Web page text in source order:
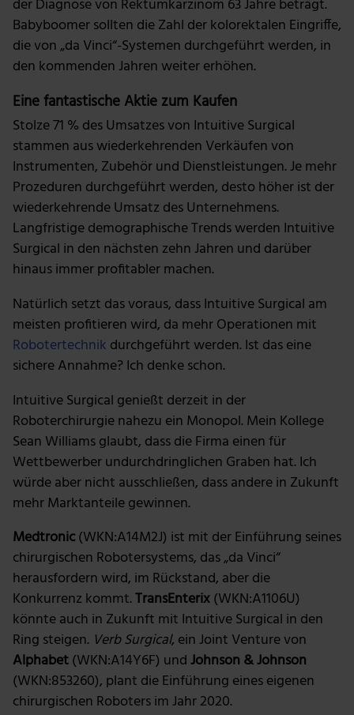
Wir verwenden Cookies, um Inhalte und Anzeigen zu
personalisieren, Funktionen für soziale Medien anbieten
zu können und die Zugriffe auf unsere Website zu
analysieren. Außerdem geben wir Informationen zu
für soziale Medien, Werbung und Analysen weiter.
möglicherweise mit weiteren Daten zusammen, die du
ihnen bereitgestellt hast oder die sie im Rahmen deiner
Nutzung der Dienste gesammelt haben.
der Diagnose von Rektumkarzinom 63 Jahre beträgt.
Babyboomer sollten die Zahl der kolorektalen Eingriffe,
die von „da Vinci“-Systemen durchgeführt werden, in
den kommenden Jahren weiter erhöhen.
Eine fantastische Aktie zum Kaufen
Stolze 71 % des Umsatzes von Intuitive Surgical
stammen aus wiederkehrenden Verkäufen von
Instrumenten, Zubehör und Dienstleistungen. Je mehr
Prozeduren durchgeführt werden, desto höher ist der
wiederkehrende Umsatz des Unternehmens.
Langfristige demographische Trends werden Intuitive
Surgical in den nächsten zehn Jahren und darüber
hinaus immer profitabler machen.
Natürlich setzt das voraus, dass Intuitive Surgical am
meisten profitieren wird, da mehr Operationen mit
Robotertechnik durchgeführt werden. Ist das eine
sichere Annahme? Ich denke schon.
Intuitive Surgical genießt derzeit in der
Roboterchirurgie nahezu ein Monopol. Mein Kollege
Sean Williams glaubt, dass die Firma einen für
Wettbewerber undurchdringlichen Graben hat. Ich
würde aber nicht ausschließen, dass andere in Zukunft
mehr Marktanteile gewinnen.
Medtronic(WKN:A14M2J) ist mit der Einführung seines
chirurgischen Robotersystems, das „da Vinci“
herausfordern wird, im Rückstand, aber die
Konkurrenz kommt.TransEnterix(WKN:A1106U)
könnte auch in Zukunft mit Intuitive Surgical in den
Ring steigen. Verb Surgical, ein Joint Venture von
Alphabet(WKN:A14Y6F) undJohnson & Johnson
(WKN:853260), plant die Einführung eines eigenen
chirurgischen Roboters im Jahr 2020.